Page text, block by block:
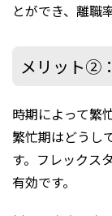
とができ、離職
メリット②
時期によって繁
繁忙期はどうし
す。フレックス
有効です。